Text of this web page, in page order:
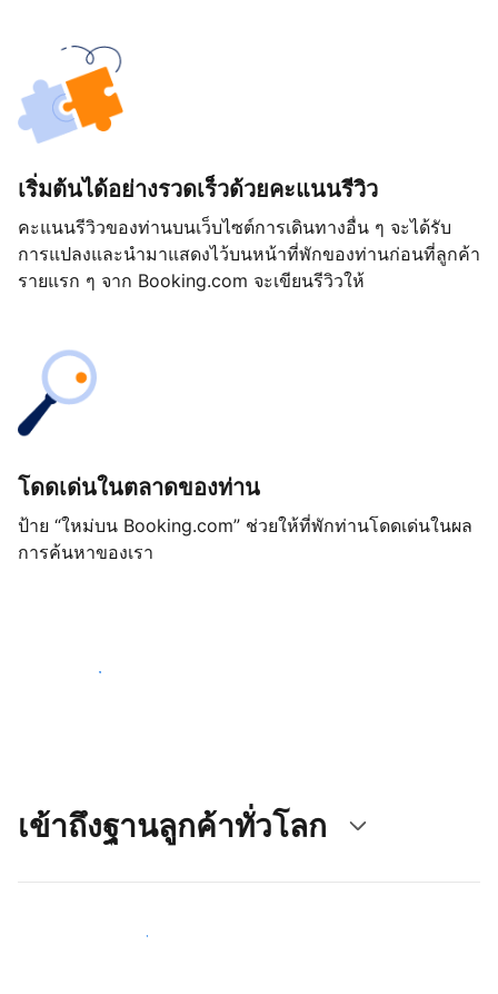
เริ่มต้นได้อย่างรวดเร็วด้วยคะแนนรีวิว
คะแนนรีวิวของท่านบนเว็บไซต์การเดินทางอื่น ๆ จะได้รับ
การแปลงและนำมาแสดงไว้บนหน้าที่พักของท่านก่อนที่ลูกค้า
รายแรก ๆ จาก Booking.com จะเขียนรีวิวให้
โดดเด่นในตลาดของท่าน
ป้าย “ใหม่บน Booking.com” ช่วยให้ที่พักท่านโดดเด่นในผล
การค้นหาของเรา
เริ่มต้นตั้งแต่วันนี้
เข้าถึงฐานลูกค้าทั่วโลก
เข้าถึงลูกค้าใหม่ ๆ ตั้งแต่วันนี้